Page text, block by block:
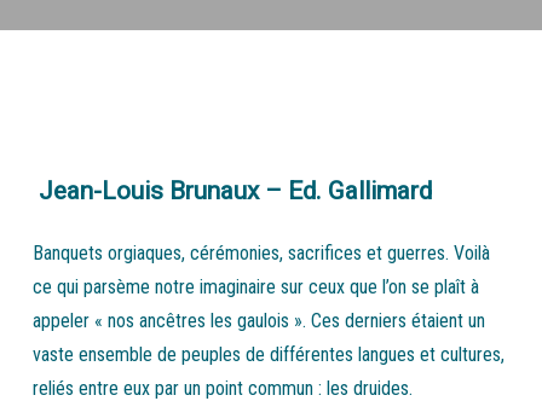
Jean-Louis Brunaux – Ed. Gallimard
Banquets orgiaques, cérémonies, sacrifices et guerres. Voilà
ce qui parsème notre imaginaire sur ceux que l’on se plaît à
appeler « nos ancêtres les gaulois ». Ces derniers étaient un
vaste ensemble de peuples de différentes langues et cultures,
reliés entre eux par un point commun : les druides.